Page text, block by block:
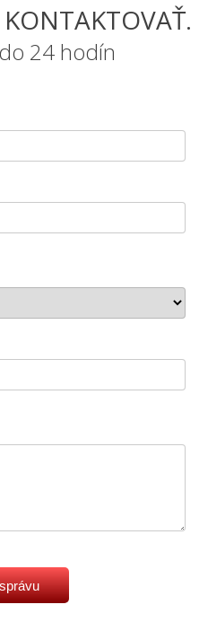
24 hodín